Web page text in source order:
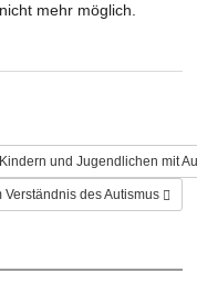
mehr möglich.
und Jugendlichen mit
des Autismus